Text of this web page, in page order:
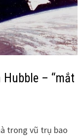
– “mắt
trong vũ trụ bao